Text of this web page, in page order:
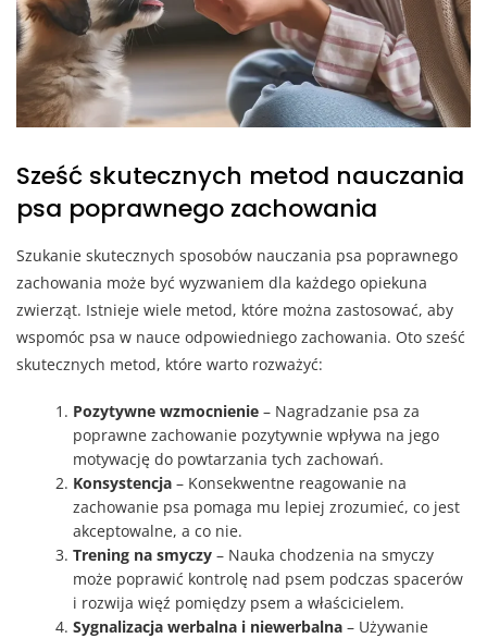
Sześć skutecznych metod nauczania
psa poprawnego zachowania
Szukanie skutecznych sposobów nauczania psa poprawnego
zachowania może być wyzwaniem dla każdego opiekuna
zwierząt. Istnieje wiele metod, które można zastosować, aby
wspomóc psa w nauce odpowiedniego zachowania. Oto sześć
skutecznych metod, które warto rozważyć:
Pozytywne wzmocnienie – Nagradzanie psa za
poprawne zachowanie pozytywnie wpływa na jego
motywację do powtarzania tych zachowań.
Konsystencja – Konsekwentne reagowanie na
zachowanie psa pomaga mu lepiej zrozumieć, co jest
akceptowalne, a co nie.
Trening na smyczy – Nauka chodzenia na smyczy
może poprawić kontrolę nad psem podczas spacerów
i rozwija więź pomiędzy psem a właścicielem.
Sygnalizacja werbalna i niewerbalna – Używanie